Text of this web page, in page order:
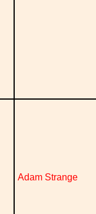
Adam Strange